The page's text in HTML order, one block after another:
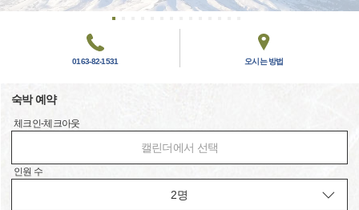
0163-82-1531 오시는 방법
숙박 예약
체크인-체크아웃
캘린더에서 선택
인원 수